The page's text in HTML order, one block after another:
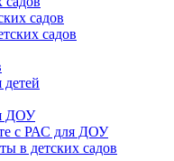
садов
садов
ДОУ
с РАС для ДОУ
в детских садов